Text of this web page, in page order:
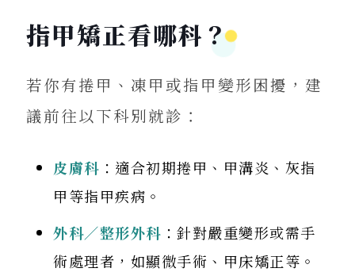
指甲矯正看哪科？
若你有捲甲、凍甲或指甲變形困擾，建
議前往以下科別就診：
皮膚科 ：適合初期捲甲、甲溝炎、灰指
甲等指甲疾病。
外科／整形外科 ：針對嚴重變形或需手
術處理者，如顯微手術、甲床矯正等。